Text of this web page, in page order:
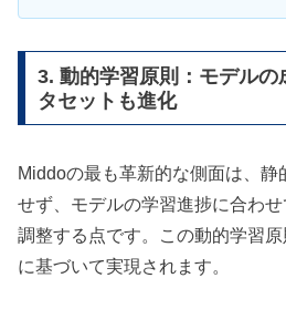
3. 動的学習原則：モデルの
タセットも進化
Middoの最も革新的な側面は、
せず、モデルの学習進捗に合わ
調整する点です。この動的学習
に基づいて実現されます。